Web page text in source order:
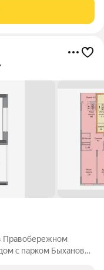
возможна ипотека
Правобережном
с парком Быханов